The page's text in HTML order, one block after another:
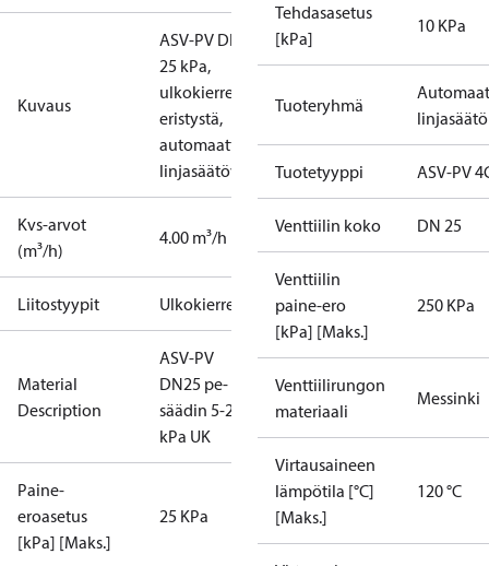
Kuvaus
ASV-PV DN 25, 5-
25 kPa,
ulkokierre, ei
eristystä,
automaattinen
linjasäätöventtiili
Kvs-arvot
(m³/h)
4.00 m³/h
Liitostyypit Ulkokierre
Material
Description
ASV-PV
DN25 pe-
säädin 5-25
kPa UK
Paine-
eroasetus
[kPa] [Maks.]
25 KPa
Tehdasasetus
[kPa]
10 KPa
Tuoteryhmä
linjasäätö
Tuotetyyppi ASV-PV
Venttiilin koko DN 25
Venttiilin
paine-ero
[kPa] [Maks.]
250 KPa
Venttiilirungon
materiaali
Messinki
Virtausaineen
lämpötila [°C]
[Maks.]
120 °C